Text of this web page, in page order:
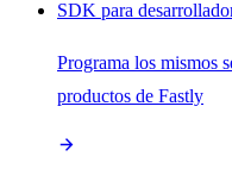
SDK para
Programa los mismos
productos de Fastly